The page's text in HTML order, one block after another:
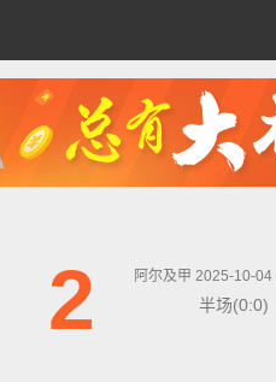
2 阿尔及甲 2025-10-04
半场(0:0)